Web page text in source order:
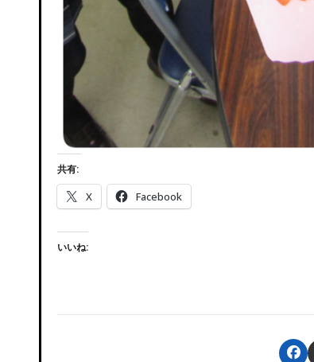
共有:
X
Facebook
いいね: